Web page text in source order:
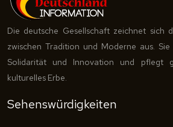
Die deutsche Gesellschaft zeichnet sich
zwischen Tradition und Moderne aus.
Solidarität und Innovation und pflegt
kulturelles Erbe.
Sehenswürdigkeiten